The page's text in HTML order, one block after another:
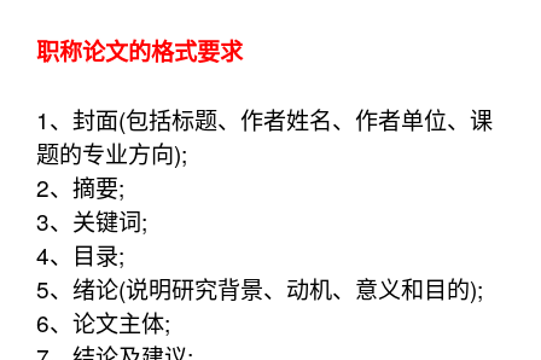
职称论文的格式要求
1、封面(包括标题、作者姓名、作者单位、课
题的专业方向);
2、摘要;
3、关键词;
4、目录;
5、绪论(说明研究背景、动机、意义和目的);
6、论文主体;